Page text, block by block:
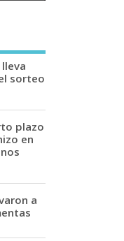
sorteo
plazo
en
a